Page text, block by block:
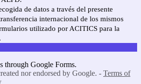
de datos a través del presente
internacional de los mismos
utilizado por ACITICS para la
through Google Forms.
nor endorsed by Google. - Terms of